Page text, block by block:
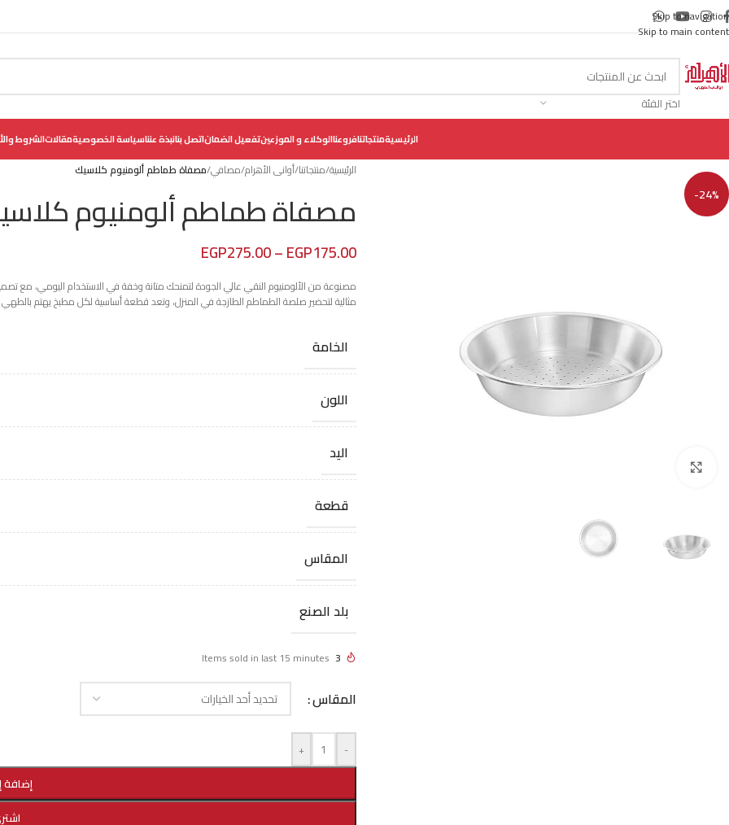
Skip to navigation
Skip to main content
اختر الفئة
الرئيسيةمنتجاتنافروعناالوكلاء و الموزعينتفعيل الضماناتصل بنانبذة عنناسياسة الخصوصيةمقالاتالشروط
-24%
الرئيسية/منتجاتنا/أوانى الأهرام/مصافي/مصفاة طماطم ألومنيوم كلاسيك
مصفاة طماطم ألومنيوم
EGP175.00
–
EGP275.00
مصنوعة من الألومنيوم النقي عالي الجودة لتمنحك متانة وخفة في الاستخدام اليومي، مع
مثالية لتحضير صلصة الطماطم الطازجة في المنزل، وتعد قطعة أساسية لكل مطبخ يهتم بالطهي
الخامة
اللون
اليد
قطعة
المقاس
بلد الصنع
3
Items sold in last 15 minutes
المقاس
-
+
إضافة